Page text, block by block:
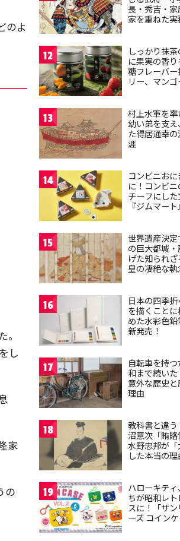
のよ
し
家
の
長・秀吉・
家を重ねた
12
しっかり抹
に果実の香
糖フレーバ
リー、マン
13
村上水軍を率
幼い弟を支
た得居通幸
涯
14
コンビニお
に！コンビ
チーフにし
『ジムマー
15
世界遺産決
の巨大都城
げた知られ
皇の凄絶な執
16
日本の四季
を描くこと
めた水彩色
新発売！
17
自転車を持
和まで続い
意外な歴史
理由
18
教科書と違
沼意次「賄賂
水野忠邦が
した本当の理
19
ハローキテ
ちが昭和レ
スに！「サ
ーズ コイン